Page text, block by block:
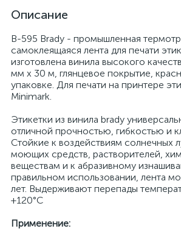
Описание
B-595 Brady - промышленная
самоклеящаяся лента для печати
изготовлена винила высокого
мм х 30 м, глянцевое покрытие,
упаковке. Для печати на принтере
Minimark.
Этикетки из винила brady
отличной прочностью, гибкостью и
Стойкие к воздействиям солнечных
моющих средств, растворителей,
веществам и к абразивному
правильном использовании, лента
лет. Выдерживают перепады
+120°С
Применение: